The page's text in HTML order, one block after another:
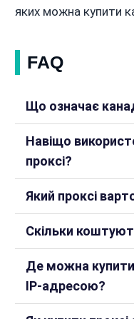
яких можна купити
FAQ
Що означає
Навіщо
проксі?
Який проксі
Скільки
Де можна
IP-адресою?